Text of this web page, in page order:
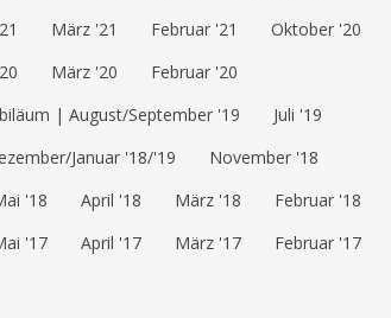
März '21 Februar '21
Oktober '20
März '20
Februar '20
| August/September '19
Juli '19
Januar '18/'19
November '18
'18 April '18 März '18
Februar '18
'17 April '17 März '17
Februar '17